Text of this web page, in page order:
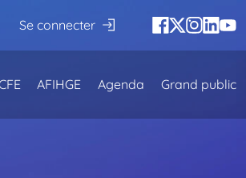
Se connecter
AFIHGE Agenda Grand public